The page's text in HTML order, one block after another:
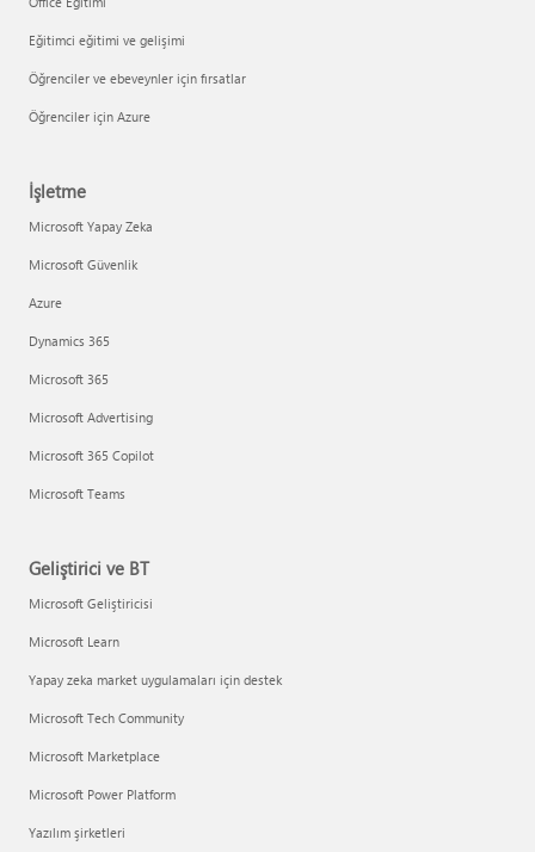
Eğitimci eğitimi ve gelişimi
Öğrenciler ve ebeveynler için fırsatlar
Öğrenciler için Azure
İşletme
Microsoft Yapay Zeka
Microsoft Güvenlik
Azure
Dynamics 365
Microsoft 365
Microsoft Advertising
Microsoft 365 Copilot
Microsoft Teams
Geliştirici ve BT
Microsoft Geliştiricisi
Microsoft Learn
Yapay zeka market uygulamaları için destek
Microsoft Tech Community
Microsoft Marketplace
Microsoft Power Platform
Yazılım şirketleri